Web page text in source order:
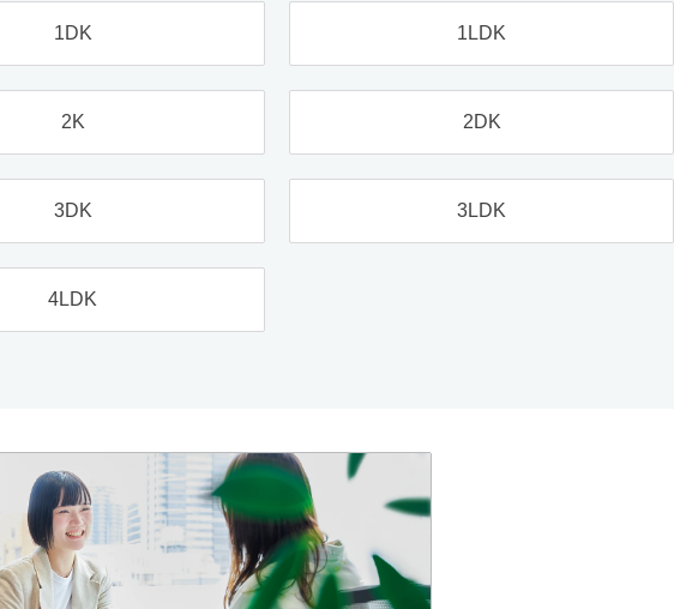
1DK 1LDK
2K 2DK
3DK 3LDK
4LDK